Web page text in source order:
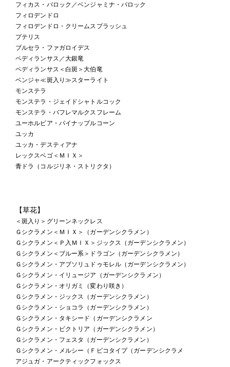
フィカス・バロック／ベンジャミナ・バロック
フィロデンドロ
フィロデンドロ・クリームスプラッシュ
プテリス
ブルセラ・ファガロイデス
ペディランサス／大銀竜
ペディランサス＜白斑＞大伯竜
ベンジャ≪斑入り≫スターライト
モンステラ
モンステラ・ジェイドシャトルコック
モンステラ・バフレマルクスフレーム
ユーホルビア・パイナップルコーン
ユッカ
ユッカ・デスティアナ
レックスベゴ＜ＭＩＸ＞
青ドラ（コルジリネ・ストリクタ）
【草花】
＜斑入り＞グリーンネックレス
Ｇシクラメン＜ＭＩＸ＞（ガーデンシクラメン）
Ｇシクラメン＜Ｐ入ＭＩＸ＞ジックス（ガーデンシクラメン）
Ｇシクラメン＜ブルー系＞ドラゴン（ガーデンシクラメン）
Ｇシクラメン・アブソリュドゥモレル（ガーデンシクラメン）
Ｇシクラメン・イリュージア（ガーデンシクラメン）
Ｇシクラメン・オリガミ（変わり咲き）
Ｇシクラメン・ジックス（ガーデンシクラメン）
Ｇシクラメン・ショコラ（ガーデンシクラメン）
Ｇシクラメン・タキシード（ガーデンシクラメン
Ｇシクラメン・ビクトリア（ガーデンシクラメン）
Ｇシクラメン・フェスタ（ガーデンシクラメン）
Ｇシクラメン・メルシー（Ｆピコタイプ（ガーデンシクラメ
アジュガ・アークティックフォックス